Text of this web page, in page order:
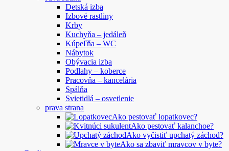
Detská izba
Izbové rastliny
Krby
Kuchyňa – jedáleň
Kúpeľňa – WC
Nábytok
Obývacia izba
Podlahy – koberce
Pracovňa – kancelária
Spálňa
Svietidlá – osvetlenie
prava strana
Ako pestovať lopatkovec?
Ako pestovať kalanchoe?
Ako vyčistiť upchatý záchod?
Ako sa zbaviť mravcov v byte?